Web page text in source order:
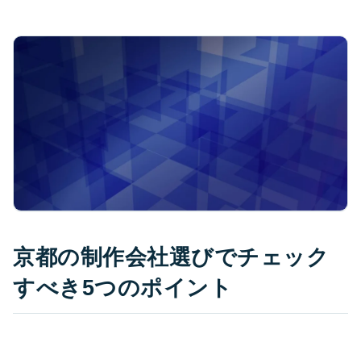
京都の制作会社選びでチェック
すべき5つのポイント